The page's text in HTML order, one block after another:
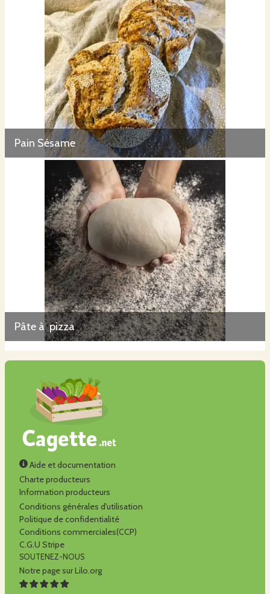
Pain Sésame
Pâte à pizza
Aide et documentation
Charte producteurs
Information producteurs
Conditions générales d'utilisation
Politique de confidentialité
Conditions commerciales(CCP)
C.G.U Stripe
SOUTENEZ-NOUS
Notre page sur Lilo.org